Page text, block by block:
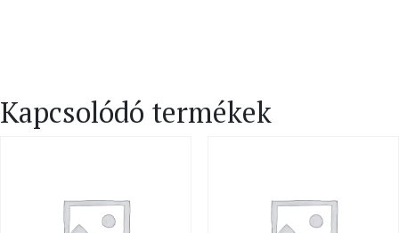
Kapcsolódó termékek